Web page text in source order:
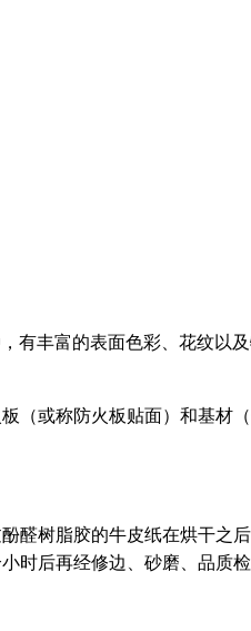
有丰富的表面色彩、花纹以
（或称防火板贴面）和基材
醛树脂胶的牛皮纸在烘干之
时后再经修边、砂磨、品质检